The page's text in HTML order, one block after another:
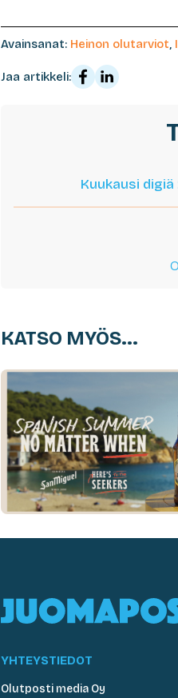
Avainsanat: Heinon olutarviot,
Jaa artikkeli:
Kuukausi digiä
KATSO MYÖS...
YHTEYSTIEDOT
Olutposti media Oy